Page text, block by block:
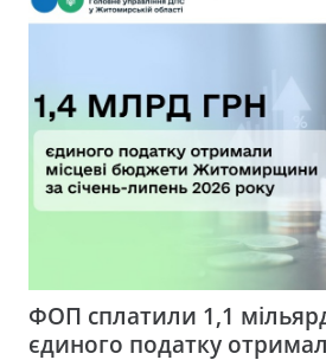
ФОП сплатили 1,1
єдиного податку